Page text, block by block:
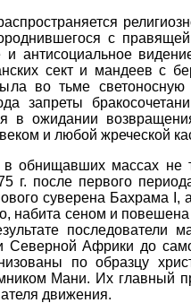
с
и антисоциальное
сект и мандеев с
во тьме
запреты
ожидании
и любой жреческой
обнищавших массах не
после первого
суверена Бахрама I,
набита сеном и повешена
последователи
Северной Африки до
по образцу
Мани. Их главный
движения.